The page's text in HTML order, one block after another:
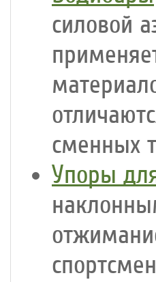
силовой
сменных
Упоры